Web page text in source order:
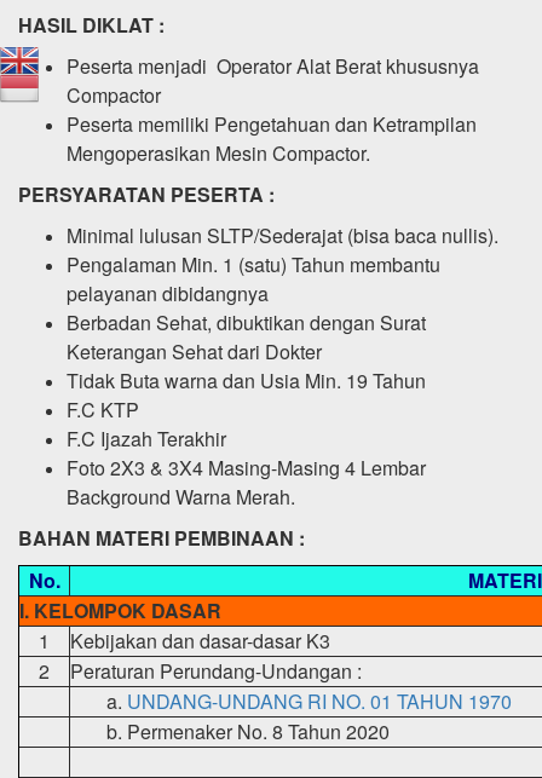
HASIL DIKLAT :
Peserta menjadi Operator Alat Berat khususnya
Compactor
Peserta memiliki Pengetahuan dan Ketrampilan
Mengoperasikan Mesin Compactor.
PERSYARATAN PESERTA :
Minimal lulusan SLTP/Sederajat (bisa baca nullis).
Pengalaman Min. 1 (satu) Tahun membantu
pelayanan dibidangnya
Berbadan Sehat, dibuktikan dengan Surat
Keterangan Sehat dari Dokter
Tidak Buta warna dan Usia Min. 19 Tahun
F.C KTP
F.C Ijazah Terakhir
Foto 2X3 & 3X4 Masing-Masing 4 Lembar
Background Warna Merah.
BAHAN MATERI PEMBINAAN :
No.
MATERI
I. KELOMPOK DASAR
1
Kebijakan dan dasar-dasar K3
2
Peraturan Perundang-Undangan :
a. UNDANG-UNDANG RI NO. 01 TAHUN 1970
b. Permenaker No. 8 Tahun 2020